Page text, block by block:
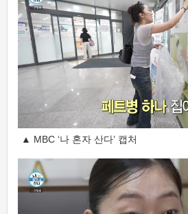
▲ MBC ‘나 혼자 산다’ 캡처